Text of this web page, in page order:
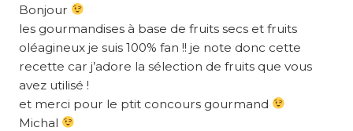
Bonjour
les gourmandises à base de fruits secs et fruits
oléagineux je suis 100% fan !! je note donc cette
recette car j’adore la sélection de fruits que vous
avez utilisé !
et merci pour le ptit concours gourmand
Michal